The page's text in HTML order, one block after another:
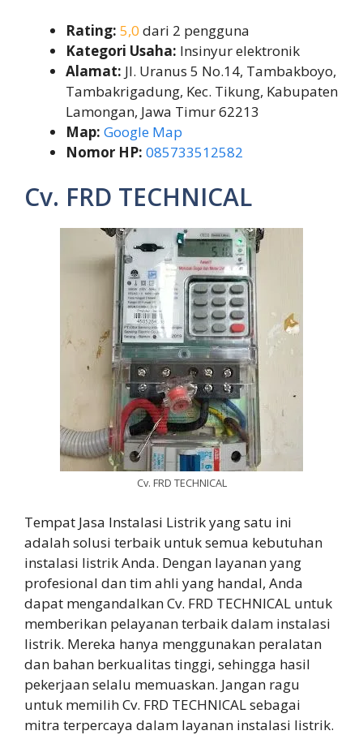
Rating: 5,0 dari 2 pengguna
Kategori Usaha: Insinyur elektronik
Alamat: Jl. Uranus 5 No.14, Tambakboyo,
Tambakrigadung, Kec. Tikung, Kabupaten
Lamongan, Jawa Timur 62213
Map: Google Map
Nomor HP: 085733512582
Cv. FRD TECHNICAL
Cv. FRD TECHNICAL
Tempat Jasa Instalasi Listrik yang satu ini
adalah solusi terbaik untuk semua kebutuhan
instalasi listrik Anda. Dengan layanan yang
profesional dan tim ahli yang handal, Anda
dapat mengandalkan Cv. FRD TECHNICAL untuk
memberikan pelayanan terbaik dalam instalasi
listrik. Mereka hanya menggunakan peralatan
dan bahan berkualitas tinggi, sehingga hasil
pekerjaan selalu memuaskan. Jangan ragu
untuk memilih Cv. FRD TECHNICAL sebagai
mitra terpercaya dalam layanan instalasi listrik.